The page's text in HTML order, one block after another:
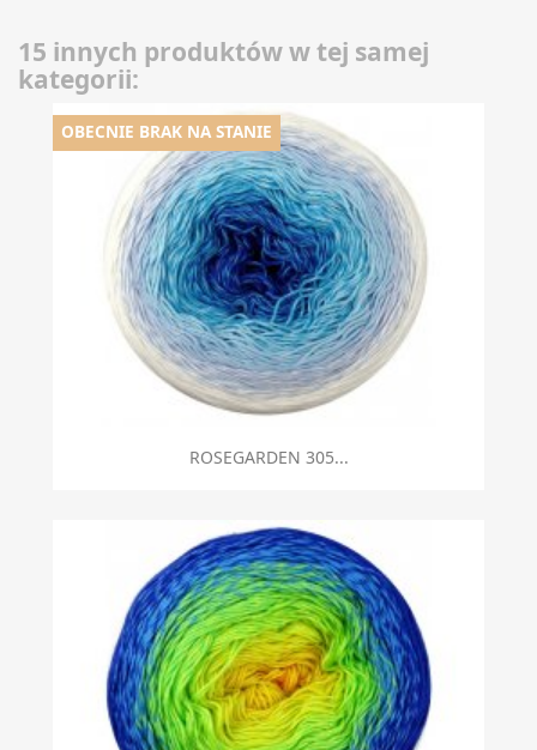
15 innych produktów w tej samej
kategorii:
ROSEGARDEN 305...
OBECNIE BRAK NA STANIE